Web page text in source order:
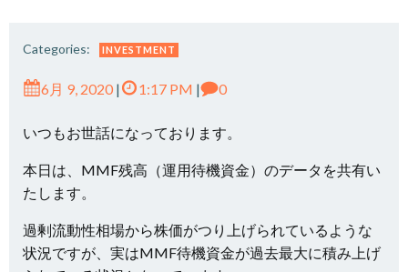
Categories: INVESTMENT
6月 9, 2020 | 1:17 PM | 0
いつもお世話になっております。
本日は、MMF残高（運用待機資金）のデータを共有い
たします。
過剰流動性相場から株価がつり上げられているような
状況ですが、実はMMF待機資金が過去最大に積み上げ